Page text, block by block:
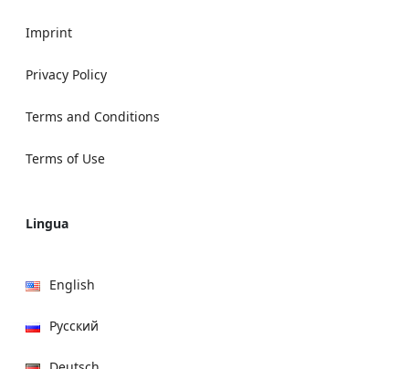
Imprint
Privacy Policy
Terms and Conditions
Terms of Use
Lingua
English
Русский